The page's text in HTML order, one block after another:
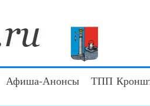
Афиша-Анонсы ТПП